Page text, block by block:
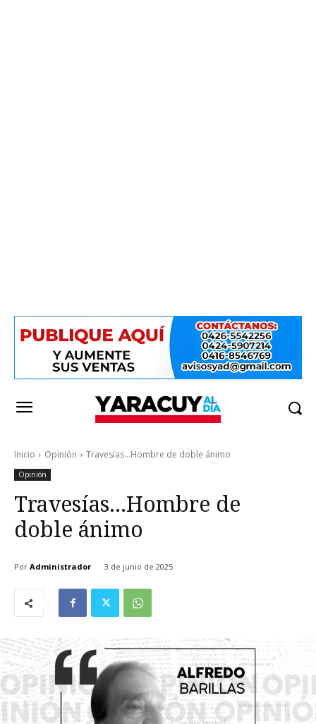
Inicio Opinión Travesías...Hombre de doble ánimo
Opinión
Travesías…Hombre de
doble ánimo
Por Administrador 3 de junio de 2025